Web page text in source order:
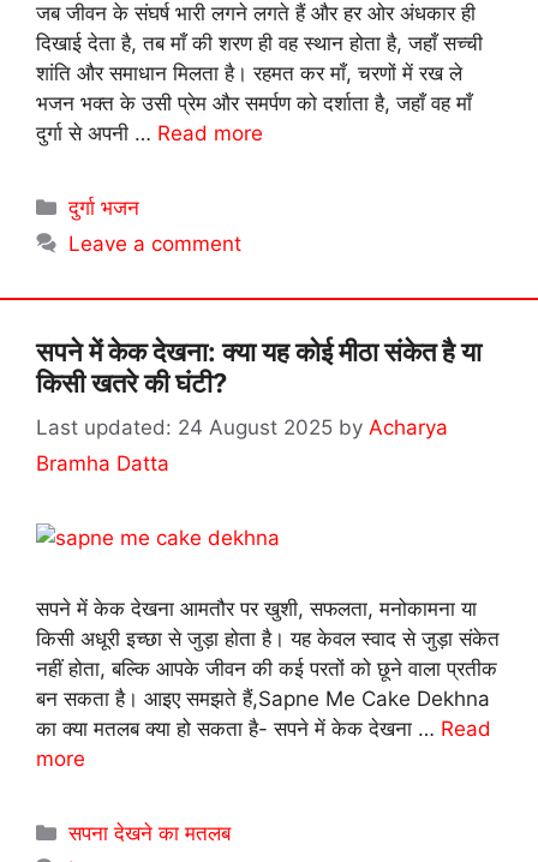
जब जीवन के संघर्ष भारी लगने लगते हैं और हर ओर अंधकार ही
दिखाई देता है, तब माँ की शरण ही वह स्थान होता है, जहाँ सच्ची
शांति और समाधान मिलता है। रहमत कर माँ, चरणों में रख ले
भजन भक्त के उसी प्रेम और समर्पण को दर्शाता है, जहाँ वह माँ
दुर्गा से अपनी … Read more
Categories
दुर्गा भजन
Leave a comment
सपने में केक देखना: क्या यह कोई मीठा संकेत है या
किसी खतरे की घंटी?
24 August 2025 by Acharya
Bramha Datta
सपने में केक देखना आमतौर पर खुशी, सफलता, मनोकामना या
किसी अधूरी इच्छा से जुड़ा होता है। यह केवल स्वाद से जुड़ा संकेत
नहीं होता, बल्कि आपके जीवन की कई परतों को छूने वाला प्रतीक
बन सकता है। आइए समझते हैं,Sapne Me Cake Dekhna
का क्या मतलब क्या हो सकता है- सपने में केक देखना … Read
more
Categories
सपना देखने का मतलब